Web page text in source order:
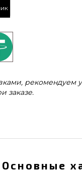
рекомендуем
заказе.
Основные